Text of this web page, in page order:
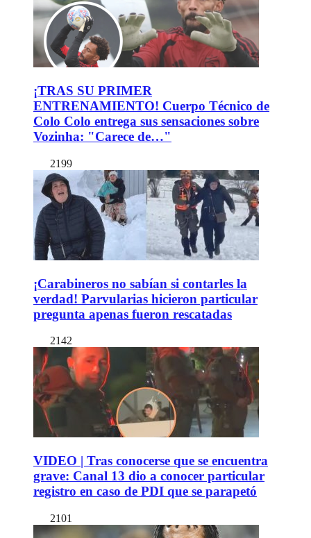
¡TRAS SU PRIMER
ENTRENAMIENTO! Cuerpo Técnico de
Colo Colo entrega sus sensaciones sobre
Vozinha: "Carece de…"
2199
¡Carabineros no sabían si contarles la
verdad! Parvularias hicieron particular
pregunta apenas fueron rescatadas
2142
VIDEO | Tras conocerse que se encuentra
grave: Canal 13 dio a conocer particular
registro en caso de PDI que se parapetó
2101